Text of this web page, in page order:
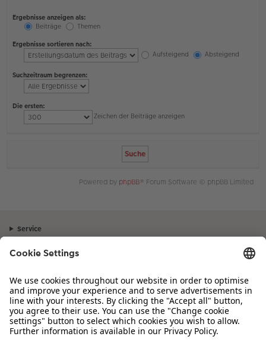
Ergebnisse anzeigen als:
Beiträge
Themen
Ergebnisse sortieren nach:
Aufsteigend
Absteigend
Suchzeitraum begrenzen:
Die ersten:
Zeichen der Beiträge anzeigen
Powered by phpBB® Forum Software © phpBB Limited
Service
Sortiment
Inspiration